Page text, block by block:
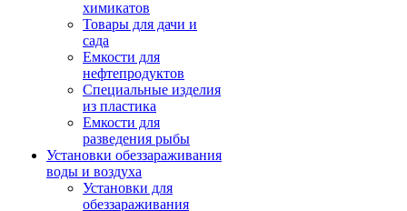
химикатов
Товары для дачи и
сада
Емкости для
нефтепродуктов
Специальные изделия
из пластика
Емкости для
разведения рыбы
Установки обеззараживания
воды и воздуха
Установки для
обеззараживания